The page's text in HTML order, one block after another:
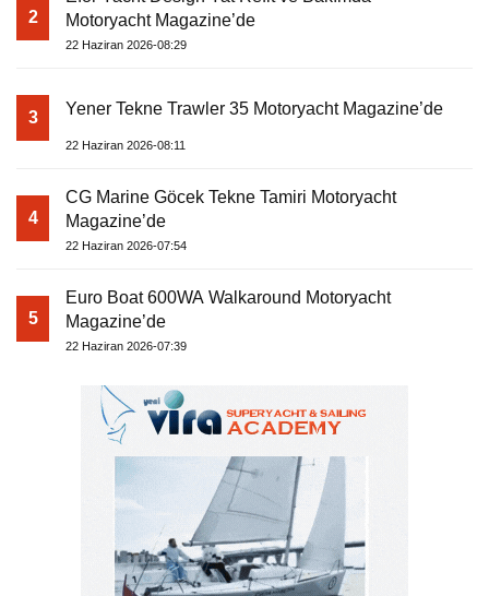
2
Motoryacht Magazine’de
22 Haziran 2026-08:29
3 Yener Tekne Trawler 35 Motoryacht Magazine’de
22 Haziran 2026-08:11
4
CG Marine Göcek Tekne Tamiri Motoryacht
Magazine’de
22 Haziran 2026-07:54
5
Euro Boat 600WA Walkaround Motoryacht
Magazine’de
22 Haziran 2026-07:39